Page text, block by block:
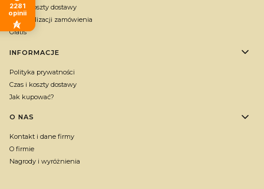
Czas i koszty dostawy
Czas realizacji zamówienia
Gratis
INFORMACJE
Polityka prywatności
Czas i koszty dostawy
Jak kupować?
O NAS
Kontakt i dane firmy
O firmie
Nagrody i wyróżnienia
2281
opinii